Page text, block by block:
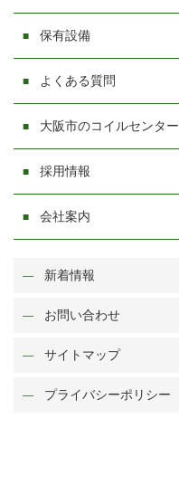
保有設備
よくある質問
大阪市のコイルセンター
採用情報
会社案内
新着情報
お問い合わせ
サイトマップ
プライバシーポリシー